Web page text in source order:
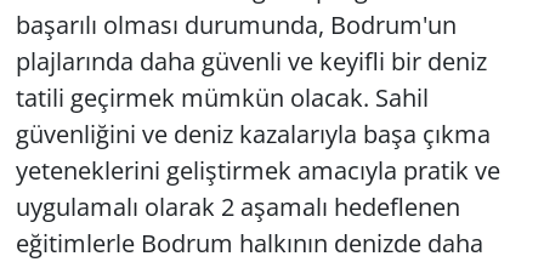
başarılı olması durumunda, Bodrum'un
plajlarında daha güvenli ve keyifli bir deniz
tatili geçirmek mümkün olacak. Sahil
güvenliğini ve deniz kazalarıyla başa çıkma
yeteneklerini geliştirmek amacıyla pratik ve
uygulamalı olarak 2 aşamalı hedeflenen
eğitimlerle Bodrum halkının denizde daha